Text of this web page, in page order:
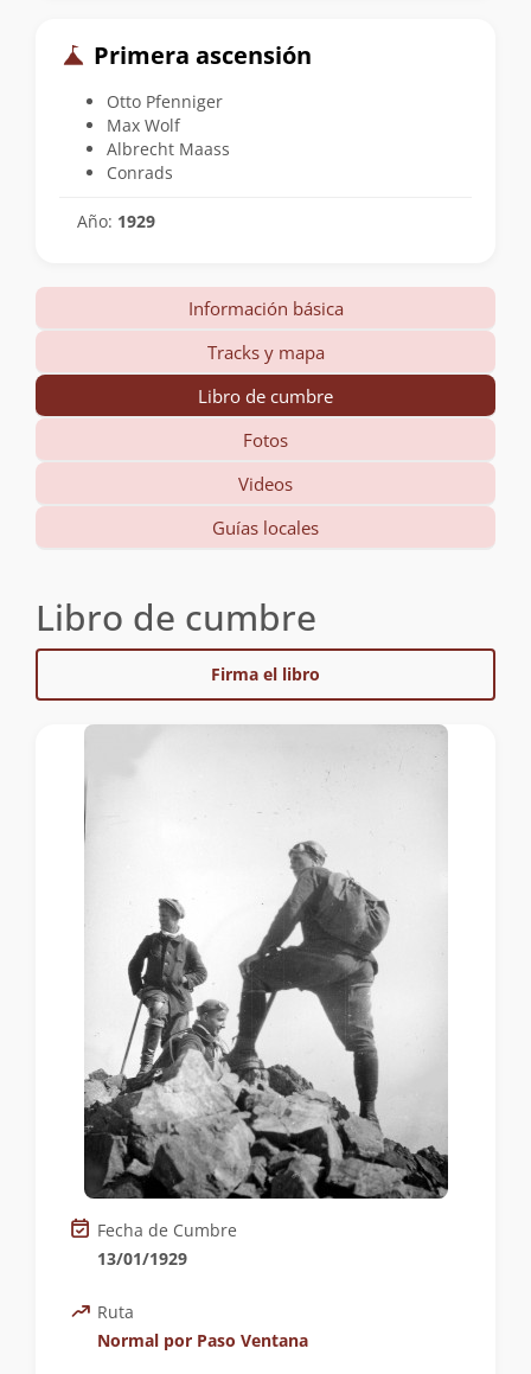
Primera ascensión
Otto Pfenniger
Max Wolf
Albrecht Maass
Conrads
Año: 1929
Información básica
Tracks y mapa
Libro de cumbre
Fotos
Videos
Guías locales
Libro de cumbre
Firma el libro
Fecha de Cumbre
13/01/1929
Ruta
Normal por Paso Ventana